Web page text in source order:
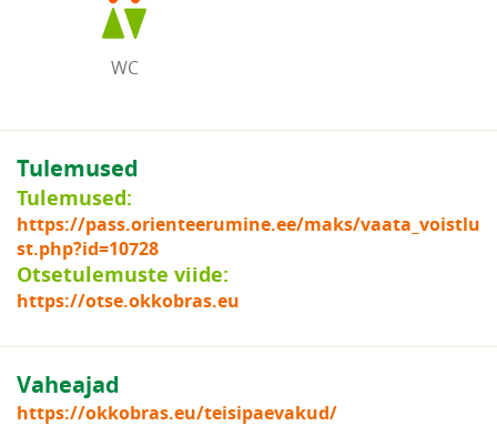
WC
Tulemused
Tulemused:
https://pass.orienteerumine.ee/maks/vaata_voistlu
st.php?id=10728
Otsetulemuste viide:
https://otse.okkobras.eu
Vaheajad
https://okkobras.eu/teisipaevakud/